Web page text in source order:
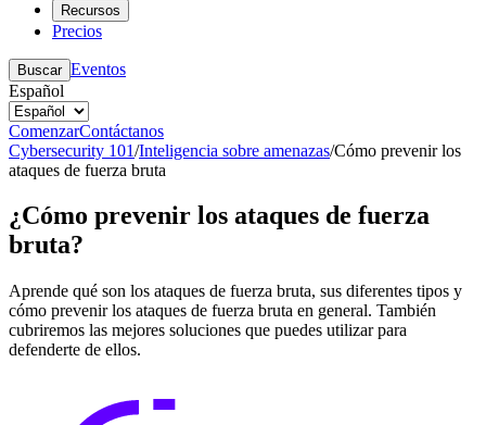
Recursos
Precios
Buscar Eventos
Español
ComenzarContáctanos
Cybersecurity 101/Inteligencia sobre amenazas/Cómo prevenir los
ataques de fuerza bruta
¿Cómo prevenir los ataques de fuerza
bruta?
Aprende qué son los ataques de fuerza bruta, sus diferentes tipos y
cómo prevenir los ataques de fuerza bruta en general. También
cubriremos las mejores soluciones que puedes utilizar para
defenderte de ellos.